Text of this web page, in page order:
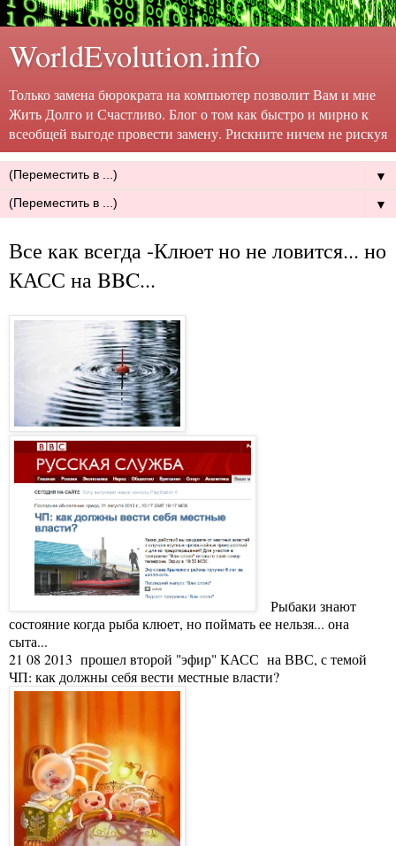
WorldEvolution.info
Только замена бюрократа на компьютер позволит Вам и мне
Жить Долго и Счастливо. Блог о том как быстро и мирно к
всеобщей выгоде провести замену. Рискните ничем не рискуя
▼
▼
Все как всегда -Клюет но не ловится... но
КАСС на BBC...
Рыбаки знают
состояние когда рыба клюет, но поймать ее нельзя... она
сыта...
21 08 2013 прошел второй "эфир" КАСС на ВВС, с темой
ЧП: как должны себя вести местные власти?